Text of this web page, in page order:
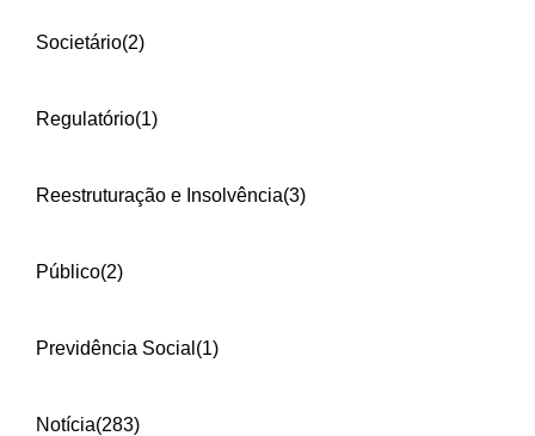
Societário(2)
Regulatório(1)
Reestruturação e Insolvência(3)
Público(2)
Previdência Social (1)
Notícia(283)